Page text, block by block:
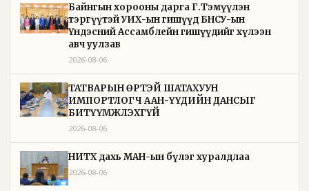
Байнгын хорооны дарга Г.Тэмүүлэн
тэргүүтэй УИХ-ын гишүүд БНСУ-ын
Үндэсний Ассамблейн гишүүдийг хүлээн
авч уулзав
2026-08-06
ТАТВАРЫН ӨРТЭЙ ШАТАХУУН
ИМПОРТЛОГЧ ААН-ҮҮДИЙН ДАНСЫГ
БИТҮҮМЖЛЭХГҮЙ
2026-08-06
НИТХ дахь МАН-ын бүлэг хуралдлаа
2026-08-06